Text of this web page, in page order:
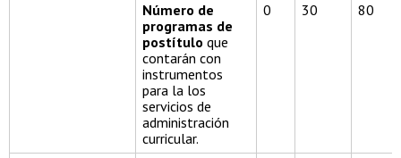
Número de
programas de
postítulo que
contarán con
instrumentos
para la los
servicios de
administración
curricular.
0 30 80